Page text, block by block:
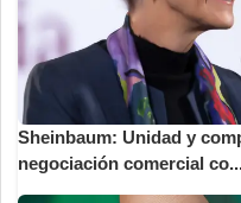
Sheinbaum: Unidad y
negociación comercial